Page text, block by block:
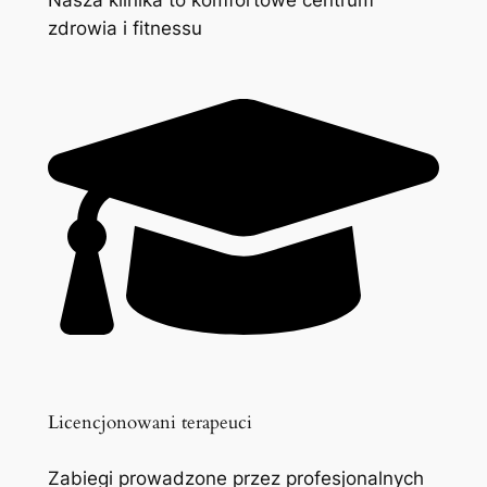
zdrowia i fitnessu
Licencjonowani terapeuci
Zabiegi prowadzone przez profesjonalnych